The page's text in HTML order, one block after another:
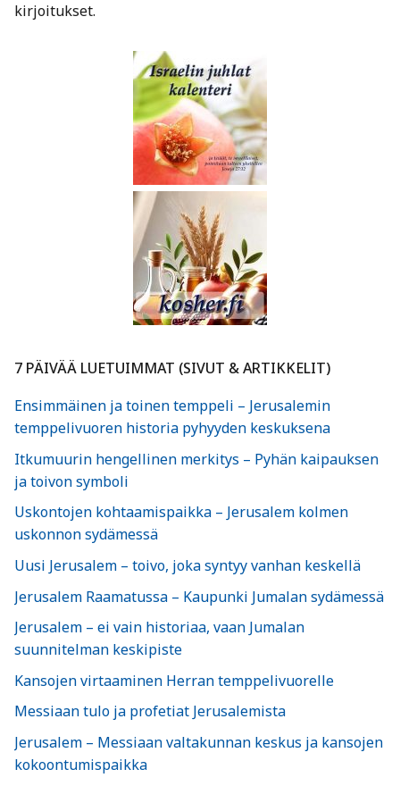
kirjoitukset.
7 PÄIVÄÄ LUETUIMMAT (SIVUT & ARTIKKELIT)
Ensimmäinen ja toinen temppeli – Jerusalemin
temppelivuoren historia pyhyyden keskuksena
Itkumuurin hengellinen merkitys – Pyhän kaipauksen
ja toivon symboli
Uskontojen kohtaamispaikka – Jerusalem kolmen
uskonnon sydämessä
Uusi Jerusalem – toivo, joka syntyy vanhan keskellä
Jerusalem Raamatussa – Kaupunki Jumalan sydämessä
Jerusalem – ei vain historiaa, vaan Jumalan
suunnitelman keskipiste
Kansojen virtaaminen Herran temppelivuorelle
Messiaan tulo ja profetiat Jerusalemista
Jerusalem – Messiaan valtakunnan keskus ja kansojen
kokoontumispaikka